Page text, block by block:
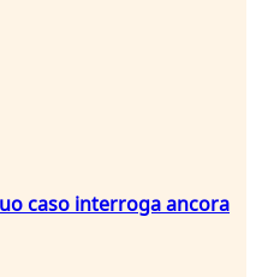
caso interroga ancora